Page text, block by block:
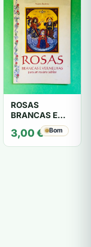
ROSAS
BRANCAS E
VERMELHAS -
António
Barahona
3,00€ Bom